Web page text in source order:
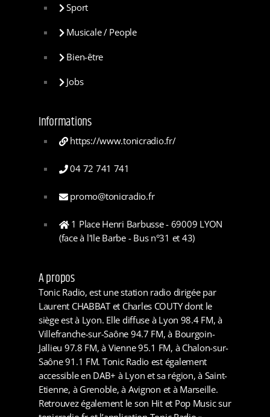
Sport
Musicale / People
Bien-être
Jobs
Informations
https://www.tonicradio.fr/
04 72 741 741
promo@tonicradio.fr
1 Place Henri Barbusse - 69009 LYON
(face à l'Ile Barbe - Bus n°31 et 43)
A propos
Tonic Radio, est une station radio dirigée par
Laurent CHABBAT et Charles COUTY dont le
siège est à Lyon. Elle diffuse à Lyon 98.4 FM, à
Villefranche-sur-Saône 94.7 FM, à Bourgoin-
Jallieu 97.8 FM, à Vienne 95.1 FM, à Chalon-sur-
Saône 91.1 FM. Tonic Radio est également
accessible en DAB+ à Lyon et sa région, à Saint-
Etienne, à Grenoble, à Avignon et à Marseille.
Retrouvez également le son Hit et Pop Music sur